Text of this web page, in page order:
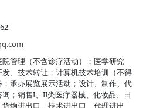
管理（不含诊疗活动）；医学研究
发、技术转让；计算机技术培训（不得
承办展览展示活动；设计、制作、代
；销售I、II类医疗器械、化妆品、日
物进出口、技术进出口、代理进出